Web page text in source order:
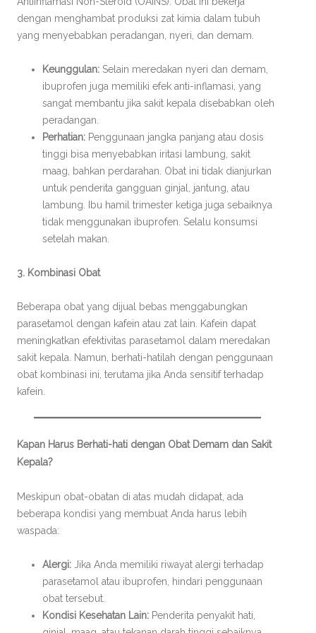
dengan menghambat produksi zat kimia dalam tubuh
yang menyebabkan peradangan, nyeri, dan demam.
Keunggulan: Selain meredakan nyeri dan demam,
ibuprofen juga memiliki efek anti-inflamasi, yang
sangat membantu jika sakit kepala disebabkan oleh
peradangan.
Perhatian: Penggunaan jangka panjang atau dosis
tinggi bisa menyebabkan iritasi lambung, sakit
maag, bahkan perdarahan. Obat ini tidak dianjurkan
untuk penderita gangguan ginjal, jantung, atau
lambung. Ibu hamil trimester ketiga juga sebaiknya
tidak menggunakan ibuprofen. Selalu konsumsi
setelah makan.
3. Kombinasi Obat
Beberapa obat yang dijual bebas menggabungkan
parasetamol dengan kafein atau zat lain. Kafein dapat
meningkatkan efektivitas parasetamol dalam meredakan
sakit kepala. Namun, berhati-hatilah dengan penggunaan
obat kombinasi ini, terutama jika Anda sensitif terhadap
kafein.
Kapan Harus Berhati-hati dengan Obat Demam dan Sakit
Kepala?
Meskipun obat-obatan di atas mudah didapat, ada
beberapa kondisi yang membuat Anda harus lebih
waspada:
Alergi: Jika Anda memiliki riwayat alergi terhadap
parasetamol atau ibuprofen, hindari penggunaan
obat tersebut.
Kondisi Kesehatan Lain: Penderita penyakit hati,